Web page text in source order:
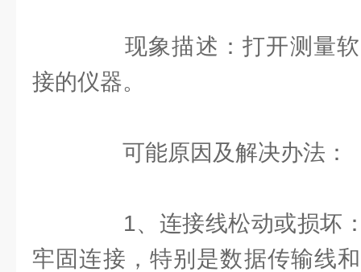
现象描述：打开测量软
接的仪器。
可能原因及解决办法：
1、连接线松动或损坏：
牢固连接，特别是数据传输线